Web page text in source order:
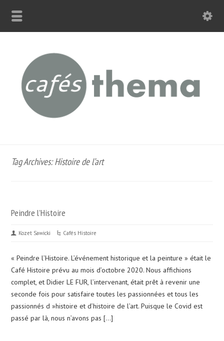
Tag Archives: Histoire de l’art
Peindre l’Histoire
Kozet Sawicki Cafés Histoire
« Peindre l’Histoire. L’événement historique et la peinture » était le
Café Histoire prévu au mois d’octobre 2020. Nous affichions
complet, et Didier LE FUR, l’intervenant, était prêt à revenir une
seconde fois pour satisfaire toutes les passionnées et tous les
passionnés d »histoire et d’histoire de l’art. Puisque le Covid est
passé par là, nous n’avons pas […]